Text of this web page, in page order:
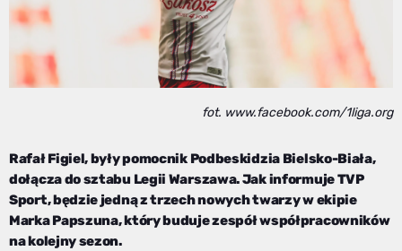
fot. www.facebook.com/1liga.org
Rafał Figiel, były pomocnik Podbeskidzia Bielsko-Biała,
dołącza do sztabu Legii Warszawa. Jak informuje TVP
Sport, będzie jedną z trzech nowych twarzy w ekipie
Marka Papszuna, który buduje zespół współpracowników
na kolejny sezon.